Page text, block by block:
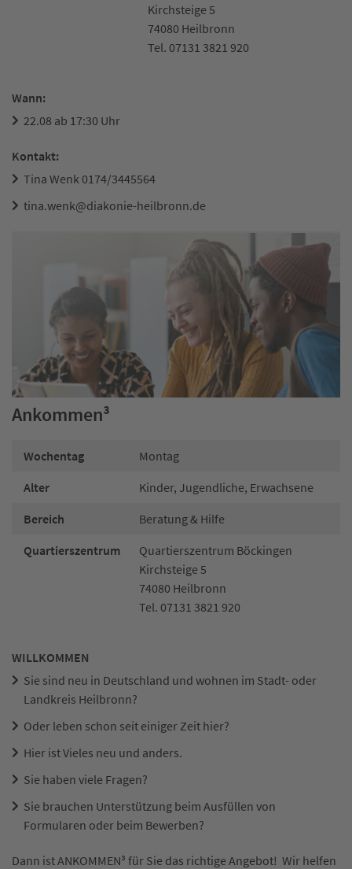
Kirchsteige 5
74080 Heilbronn
Tel. 07131 3821 920
Wann:
22.08 ab 17:30 Uhr
Kontakt:
Tina Wenk 0174/3445564
tina.wenk@diakonie-heilbronn.de
Ankommen³
Wochentag
Montag
Alter
Kinder, Jugendliche, Erwachsene
Bereich
Beratung & Hilfe
Quartierszentrum
Quartierszentrum Böckingen
Kirchsteige 5
74080 Heilbronn
Tel. 07131 3821 920
WILLKOMMEN
Sie sind neu in Deutschland und wohnen im Stadt- oder
Landkreis Heilbronn?
Oder leben schon seit einiger Zeit hier?
Hier ist Vieles neu und anders.
Sie haben viele Fragen?
Sie brauchen Unterstützung beim Ausfüllen von
Formularen oder beim Bewerben?
Dann ist ANKOMMEN³ für Sie das richtige Angebot! Wir helfen